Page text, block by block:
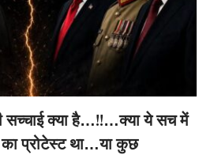
सच्चाई क्या है…!!…क्या ये सच में
प्रोटेस्ट था…या कुछ